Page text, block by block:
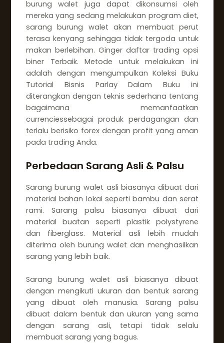
burung walet juga dapat dikonsumsi oleh
mereka yang sedang melakukan program diet,
sarang burung walet akan membuat perut
terasa kenyang sehingga tidak tergoda untuk
makan berlebihan. Ginger daftar trading opsi
biner Terbaik. Metode untuk melakukan ini
adalah dengan mengumpulkan Koleksi Buku
Tutorial Bisnis Parlay Dalam Buku ini
diterangkan dengan teknis sederhana tentang
bagaimana memanfaatkan
currenciessebagai produk perdagangan dan
terlalu berisiko forex dengan profit yang aman
pada trading Anda.
Perbedaan Sarang Asli & Palsu
Sarang burung walet asli biasanya dibuat dari
material bahan lokal seperti bambu dan serat
rami. Sarang palsu biasanya dibuat dari
material buatan seperti plastik polystyrene
dan fiberglass. Material asli lebih mudah
diterima oleh burung walet dan menghasilkan
sarang yang lebih baik.
Sarang burung walet asli biasanya dibuat
dengan mengikuti ukuran dan bentuk sarang
yang dibuat oleh manusia. Sarang palsu
dibuat dalam bentuk dan ukuran yang sama
dengan sarang asli, tetapi tidak selalu
membuat sarang yang bagus.